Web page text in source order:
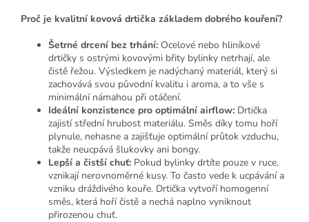
Proč je kvalitní kovová drtička základem dobrého kouření?
Šetrné drcení bez trhání: Ocelové nebo hliníkové
drtičky s ostrými kovovými břity bylinky netrhají, ale
čistě řežou. Výsledkem je nadýchaný materiál, který si
zachovává svou původní kvalitu i aroma, a to vše s
minimální námahou při otáčení.
Ideální konzistence pro optimální airflow: Drtička
zajistí střední hrubost materiálu. Směs díky tomu hoří
plynule, nehasne a zajišťuje optimální průtok vzduchu,
takže neucpává šlukovky ani bongy.
Lepší a čistší chuť: Pokud bylinky drtíte pouze v ruce,
vznikají nerovnoměrné kusy. To často vede k ucpávání a
vzniku dráždivého kouře. Drtička vytvoří homogenní
směs, která hoří čistě a nechá naplno vyniknout
přirozenou chuť.